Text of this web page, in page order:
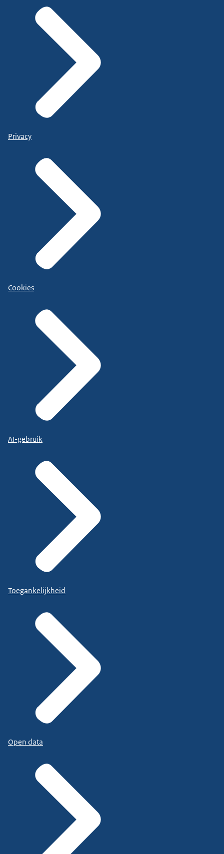
Privacy
Cookies
AI-gebruik
Toegankelijkheid
Open data